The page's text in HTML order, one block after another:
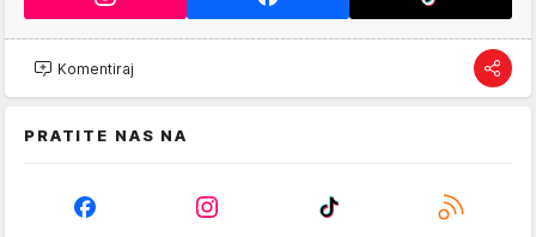
Komentiraj
PRATITE NAS NA